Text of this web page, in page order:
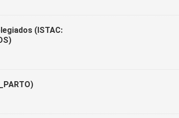
(ISTAC: